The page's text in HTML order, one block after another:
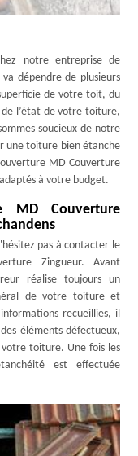
notre entreprise de
dépendre de plusieurs
de votre toit, du
l’état de votre toiture,
soucieux de notre
une toiture bien étanche
MD Couverture
à votre budget.
MD Couverture
pas à contacter le
Zingueur. Avant
réalise toujours un
de votre toiture et
recueillies, il
éléments défectueux,
toiture. Une fois les
est effectuée